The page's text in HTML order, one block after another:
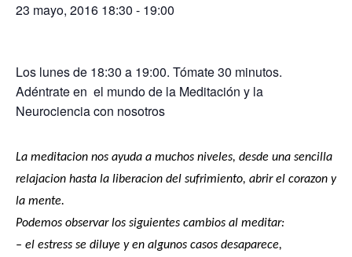
23 mayo, 2016 18:30 - 19:00
Los lunes de 18:30 a 19:00. Tómate 30 minutos.
Adéntrate en el mundo de la Meditación y la
Neurociencia con nosotros
La meditacion nos ayuda a muchos niveles, desde una sencilla
relajacion hasta la liberacion del sufrimiento, abrir el corazon y
la mente.
Podemos observar los siguientes cambios al meditar:
– el estress se diluye y en algunos casos desaparece,